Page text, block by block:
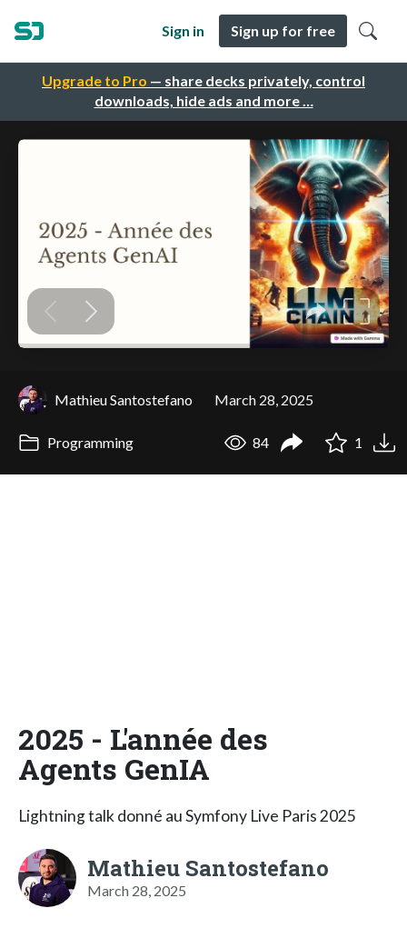
Upgrade to Pro — share decks privately, control
downloads, hide ads and more …
Sign in Sign up for free
Mathieu Santostefano March 28, 2025
Programming 84 1
2025 - L'année des
Agents GenIA
Lightning talk donné au Symfony Live Paris 2025
Mathieu Santostefano
March 28, 2025